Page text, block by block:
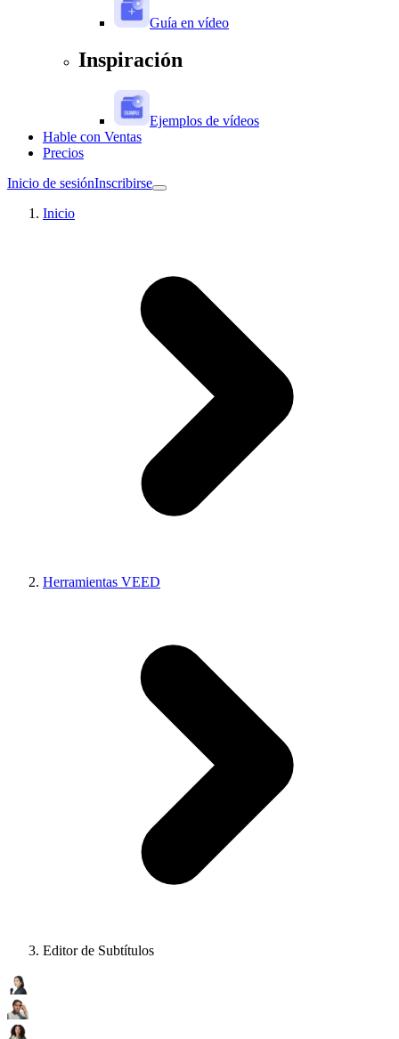
Guía en vídeo
Inspiración
Ejemplos de vídeos
Hable con Ventas
Precios
Inicio de sesiónInscribirse
Inicio
Herramientas VEED
Editor de Subtítulos